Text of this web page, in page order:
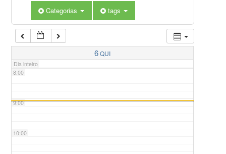
Categorias tags
6QUI
Dia inteiro
7:00
8:00
9:00
10:00